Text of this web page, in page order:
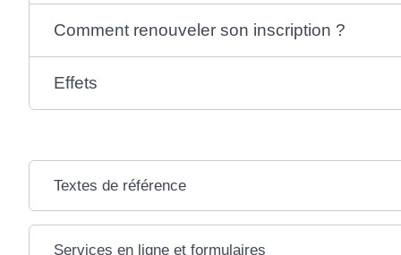
Comment renouveler son inscription ?
Effets
Textes de référence
Services en ligne et formulaires